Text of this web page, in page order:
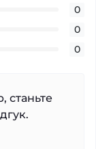
0
0
0
станьте